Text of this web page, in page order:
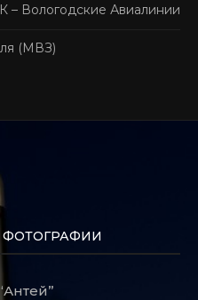
– Вологодские Авиалинии
(МВЗ)